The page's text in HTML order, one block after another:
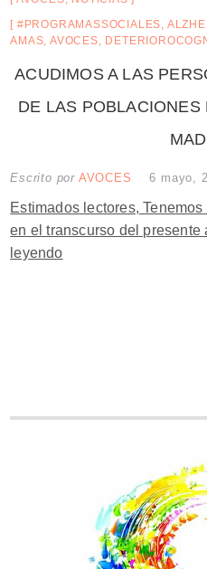
#PROGRAMASSOCIALES,
AMAS,AVOCES,
ACUDIMOS A LAS
DE LAS
Escrito por AVOCES 6 mayo,
Estimados lectores,
en el transcurso del presente
leyendo